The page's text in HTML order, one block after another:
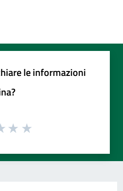
le informazioni